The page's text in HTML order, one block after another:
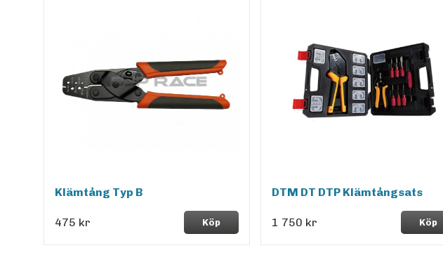
Klämtång Typ B
475 kr Köp
DTM DT DTP Klämtångsats
1 750 kr Köp